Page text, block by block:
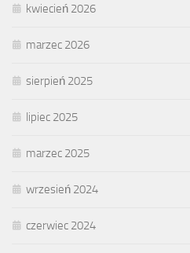
kwiecień 2026
marzec 2026
sierpień 2025
lipiec 2025
marzec 2025
wrzesień 2024
czerwiec 2024